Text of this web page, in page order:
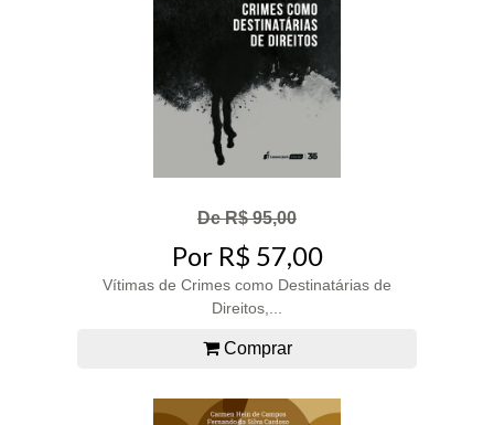
De R$ 95,00
Por R$ 57,00
Vítimas de Crimes como Destinatárias de
Direitos,...
Comprar